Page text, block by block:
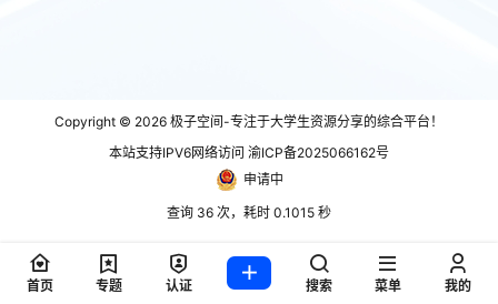
Copyright © 2026 极子空间-专注于大学生资源分享的综合平台！
本站支持IPV6网络访问 渝ICP备2025066162号
申请中
查询 36 次，耗时 0.1015 秒
首页 专题 认证 搜索 菜单 我的